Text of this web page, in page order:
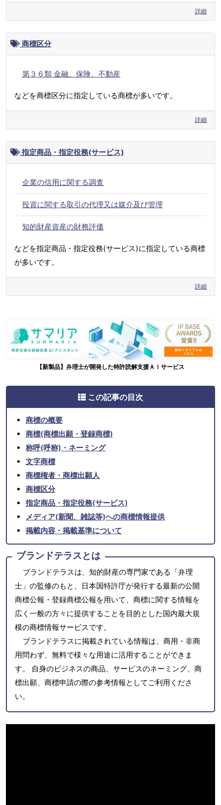
詳細
商標区分
第３６類 金融、保険、不動産
などを商標区分に指定している商標が多いです。
詳細
指定商品・指定役務(サービス)
企業の信用に関する調査
投資に関する取引の代理又は媒介及び管理
知的財産資産の財務評価
などを指定商品・指定役務(サービス)に指定している商標
が多いです。
詳細
【新製品】弁理士が開発した特許読解支援ＡＩサービス
この記事の目次
商標の概要
商標(商標出願・登録商標)
称呼(呼称)・ネーミング
文字商標
商標権者・商標出願人
商標区分
指定商品・指定役務(サービス)
メディア(新聞、雑誌等)への商標情報提供
掲載内容・掲載基準について
ブランドテラスとは
ブランドテラスは、知的財産の専門家である「弁理
士」の監修のもと、日本国特許庁が発行する最新の公開
商標公報・登録商標公報を用いて、商標に関する情報を
広く一般の方々に提供することを目的とした国内最大規
模の商標情報サービスです。
ブランドテラスに掲載されている情報は、商用・非商
用問わず、無料で様々な用途に活用することができま
す。 自身のビジネスの商品、サービスのネーミング、商
標出願、商標申請の際の参考情報としてご利用くださ
い。